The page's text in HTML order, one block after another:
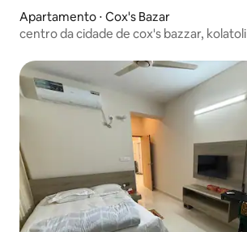
Apartamento ⋅ Cox's Bazar
centro da cidade de cox's bazzar, kolatoli